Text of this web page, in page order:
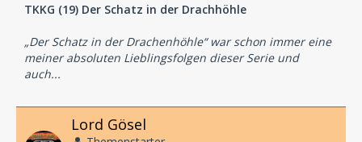
TKKG (19) Der Schatz in der Drachhöhle
„Der Schatz in der Drachenhöhle“ war schon immer eine
meiner absoluten Lieblingsfolgen dieser Serie und
auch...
Lord Gösel